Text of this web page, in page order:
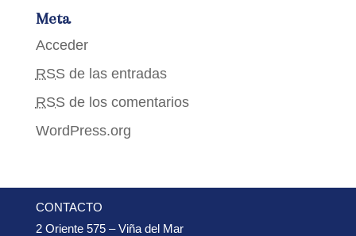
Meta
Acceder
RSS de las entradas
RSS de los comentarios
WordPress.org
CONTACTO
2 Oriente 575 – Viña del Mar